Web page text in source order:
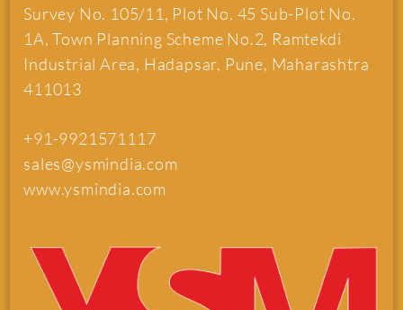
Survey No. 105/11, Plot No. 45 Sub-Plot No.
1A, Town Planning Scheme No.2, Ramtekdi
Industrial Area, Hadapsar, Pune, Maharashtra
411013
+91-9921571117
sales@ysmindia.com
www.ysmindia.com